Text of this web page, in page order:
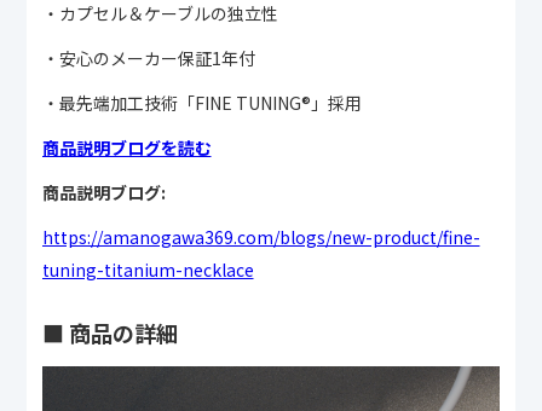
・カプセル＆ケーブルの独立性
・安心のメーカー保証1年付
・最先端加工技術「FINE TUNING®︎」採用
商品説明ブログを読む
商品説明ブログ:
https://amanogawa369.com/blogs/new-product/fine-
tuning-titanium-necklace
■ 商品の詳細